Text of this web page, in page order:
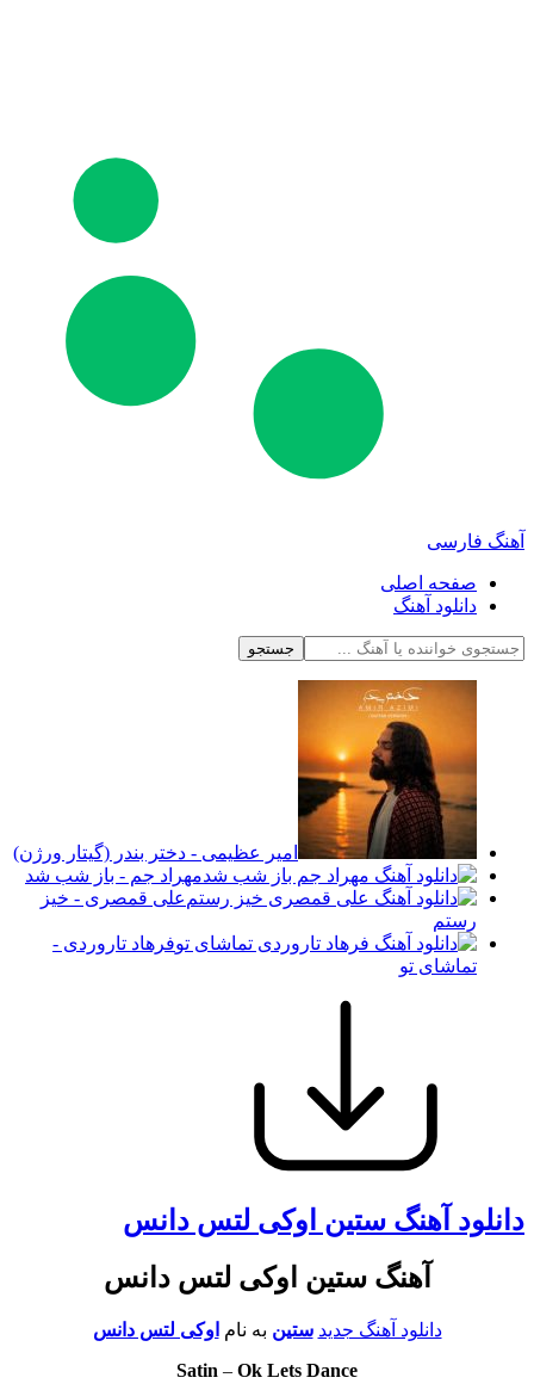
آهنگ فارسی
صفحه اصلی
دانلود آهنگ
جستجو
امیر عظیمی - دختر بندر (گیتار ورژن)
مهراد جم - باز شب شد
علی قمصری - خیز
رستم
فرهاد تاروردی -
تماشای تو
دانلود آهنگ ستین اوکی لتس دانس
آهنگ ستین اوکی لتس دانس
دانلود آهنگ جدید ستین به نام اوکی لتس دانس
Satin – Ok Lets Dance